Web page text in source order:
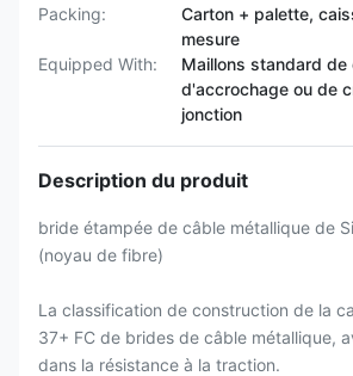
Packing:
Carton + palette,
mesure
Equipped With:
Maillons standard
d'accrochage ou de
jonction
Description du produit
bride étampée de câble métallique de
(noyau de fibre)
La classification de construction de la
37+ FC de brides de câble métallique,
dans la résistance à la traction.